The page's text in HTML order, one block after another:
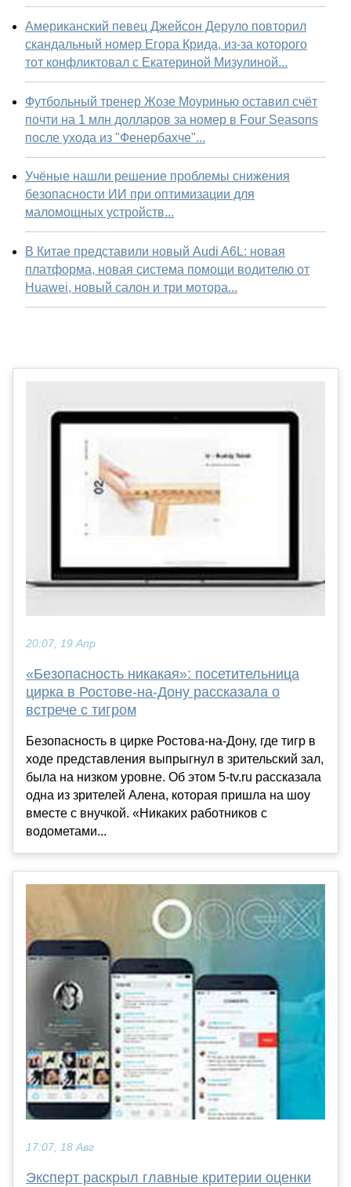
Американский певец Джейсон Деруло повторил
скандальный номер Егора Крида, из-за которого
тот конфликтовал с Екатериной Мизулиной...
Футбольный тренер Жозе Моуринью оставил счёт
почти на 1 млн долларов за номер в Four Seasons
после ухода из "Фенербахче"...
Учёные нашли решение проблемы снижения
безопасности ИИ при оптимизации для
маломощных устройств...
В Китае представили новый Audi A6L: новая
платформа, новая система помощи водителю от
Huawei, новый салон и три мотора...
20:07, 19 Апр
«Безопасность никакая»: посетительница
цирка в Ростове-на-Дону рассказала о
встрече с тигром
Безопасность в цирке Ростова-на-Дону, где тигр в
ходе представления выпрыгнул в зрительский зал,
была на низком уровне. Об этом 5-tv.ru рассказала
одна из зрителей Алена, которая пришла на шоу
вместе с внучкой. «Никаких работников с
водометами...
17:07, 18 Авг
Эксперт раскрыл главные критерии оценки